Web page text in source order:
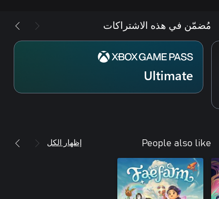
مُضمّن في هذه الاشتراكات
Ultimate
People also like إظهار الكل